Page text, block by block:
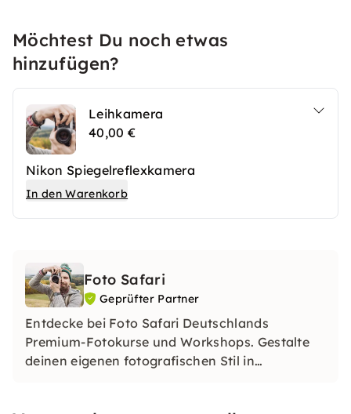
Möchtest Du noch etwas
hinzufügen?
Leihkamera
40,00 €
Nikon Spiegelreflexkamera
In den Warenkorb
Foto Safari
Geprüfter Partner
Entdecke bei Foto Safari Deutschlands
Premium-Fotokurse und Workshops. Gestalte
deinen eigenen fotografischen Stil in